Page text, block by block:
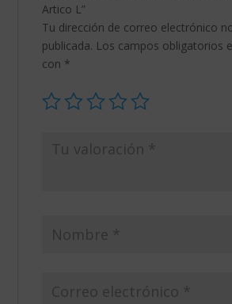
Artico L”
Tu dirección de correo electrónico
publicada. Los campos obligatorios
con *